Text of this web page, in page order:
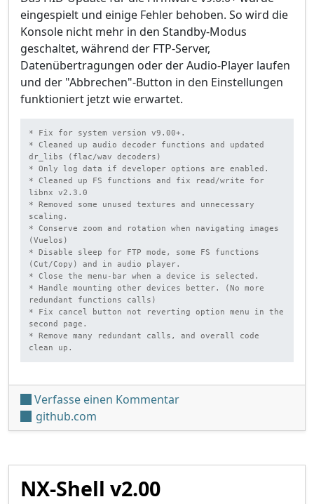
eingespielt und einige Fehler behoben. So wird die
Konsole nicht mehr in den Standby-Modus
geschaltet, während der FTP-Server,
Datenübertragungen oder der Audio-Player laufen
und der "Abbrechen"-Button in den Einstellungen
funktioniert jetzt wie erwartet.
* Fix for system version v9.00+.
* Cleaned up audio decoder functions and updated
dr_libs (flac/wav decoders)
* Only log data if developer options are enabled.
* Cleaned up FS functions and fix read/write for
libnx v2.3.0
* Removed some unused textures and unnecessary
scaling.
* Conserve zoom and rotation when navigating images
(Vuelos)
* Disable sleep for FTP mode, some FS functions
(Cut/Copy) and in audio player.
* Close the menu-bar when a device is selected.
* Handle mounting other devices better. (No more
redundant functions calls)
* Fix cancel button not reverting option menu in the
second page.
* Remove many redundant calls, and overall code
clean up.
Verfasse einen Kommentarunter 'NX-Shell v2.10'
github.com
NX-Shell v2.00